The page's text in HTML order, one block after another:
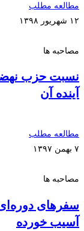
مطالعه مطلب
۱۲ شهریور ۱۳۹۸
مصاحبه ها
نسبت حزب
آینده آن
مطالعه مطلب
۷ بهمن ۱۳۹۷
مصاحبه ها
سفرهای دوره‌ای
آسیب خورده